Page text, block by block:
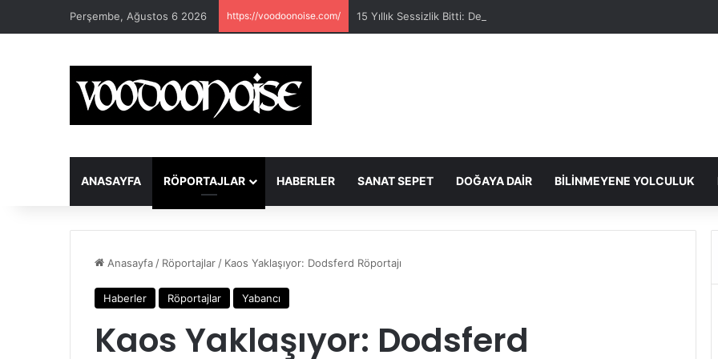
Perşembe, Ağustos 6 2026 https://voodoonoise.com/ 15 Yıllık Sessizlik Bitti: Death Metal Grubu Obstinacy Geri Dönüyor
ANASAYFA RÖPORTAJLAR HABERLER SANAT SEPET DOĞAYA DAIR BILINMEYENE YOLCULUK
Anasayfa / Röportajlar / Kaos Yaklaşıyor: Dodsferd Röportajı
Haberler Röportajlar Yabancı
Kaos Yaklaşıyor: Dodsferd